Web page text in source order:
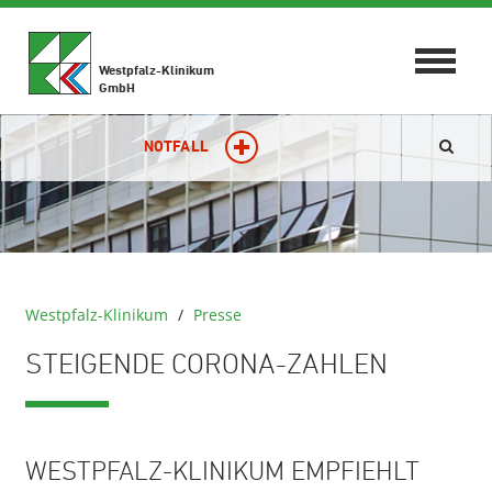
Toggle
Westpfalz-Klinikum
GmbH
NOTFALL
Westpfalz-Klinikum / Presse
STEIGENDE CORONA-ZAHLEN
WESTPFALZ-KLINIKUM EMPFIEHLT